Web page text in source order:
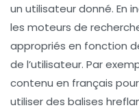
un utilisateur donné. En
les moteurs de
appropriés en fonction
de l’utilisateur. Par
contenu en français
utiliser des balises